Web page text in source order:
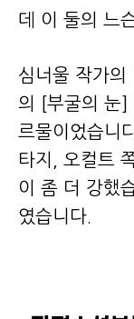
데 이 둘의 느
심너울 작가
의 [부굴의 눈]
르물이었습니
타지, 오컬트
이 좀 더 강했
였습니다.